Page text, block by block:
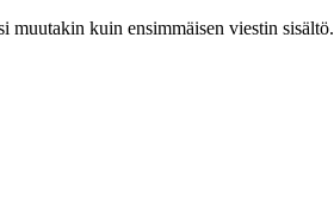
muutakin kuin ensimmäisen viestin sisältö.